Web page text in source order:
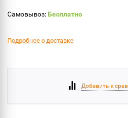
Самовывоз:Бесплатно
Подробнее о доставке
Добавить к